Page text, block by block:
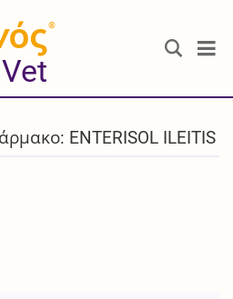
®
Vet
ENTERISOL ILEITIS